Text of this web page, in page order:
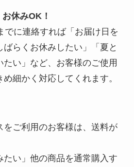
休みOK！
でに連絡すれば「お届け日を
らくお休みしたい」「夏と
い」など、お客様のご使用
細かく対応してくれます。
をご利用のお客様は、送料が
たい」他の商品を通常購入す